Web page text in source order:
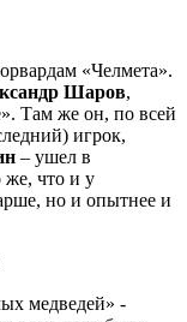
«Челмета».
Шаров,
Там же он, по всей
игрок,
– ушел в
же, что и у
но и опытнее и
медведей» -